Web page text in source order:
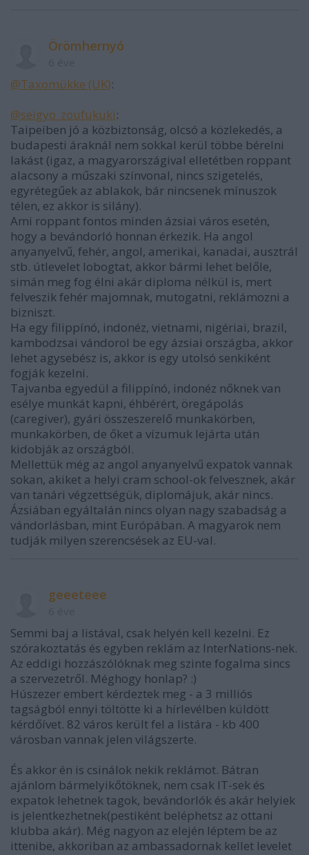
Örömhernyó
@Taxomükke (UK):
@seigyo_zoufukuki:
Taipeiben jó a közbiztonság, olcsó a közlekedés, a
budapesti áraknál nem sokkal kerül többe bérelni
lakást (igaz, a magyarországival elletétben roppant
alacsony a műszaki színvonal, nincs szigetelés,
egyrétegűek az ablakok, bár nincsenek mínuszok
télen, ez akkor is silány).
Ami roppant fontos minden ázsiai város esetén,
hogy a bevándorló honnan érkezik. Ha angol
anyanyelvű, fehér, angol, amerikai, kanadai, ausztrál
stb. útlevelet lobogtat, akkor bármi lehet belőle,
simán meg fog élni akár diploma nélkül is, mert
felveszik fehér majomnak, mutogatni, reklámozni a
bizniszt.
Ha egy filippínó, indonéz, vietnami, nigériai, brazil,
kambodzsai vándorol be egy ázsiai országba, akkor
lehet agysebész is, akkor is egy utolsó senkiként
fogják kezelni.
Tajvanba egyedül a filippínó, indonéz nőknek van
esélye munkát kapni, éhbérért, öregápolás
(caregiver), gyári összeszerelő munkakörben,
munkakörben, de őket a vízumuk lejárta után
kidobják az országból.
Mellettük még az angol anyanyelvű expatok vannak
sokan, akiket a helyi cram school-ok felvesznek, akár
van tanári végzettségük, diplomájuk, akár nincs.
Ázsiában egyáltalán nincs olyan nagy szabadság a
vándorlásban, mint Európában. A magyarok nem
tudják milyen szerencsések az EU-val.
geeeteee
Semmi baj a listával, csak helyén kell kezelni. Ez
szórakoztatás és egyben reklám az InterNations-nek.
Az eddigi hozzászólóknak meg szinte fogalma sincs
a szervezetről. Méghogy honlap? :)
Húszezer embert kérdeztek meg - a 3 milliós
tagságból ennyi töltötte ki a hírlevélben küldött
kérdőívet. 82 város került fel a listára - kb 400
városban vannak jelen világszerte.
És akkor én is csinálok nekik reklámot. Bátran
ajánlom bármelyikőtöknek, nem csak IT-sek és
expatok lehetnek tagok, bevándorlók és akár helyiek
is jelentkezhetnek(pestiként beléphetsz az ottani
klubba akár). Még nagyon az elején léptem be az
ittenibe, akkoriban az ambassadornak kellet levelet